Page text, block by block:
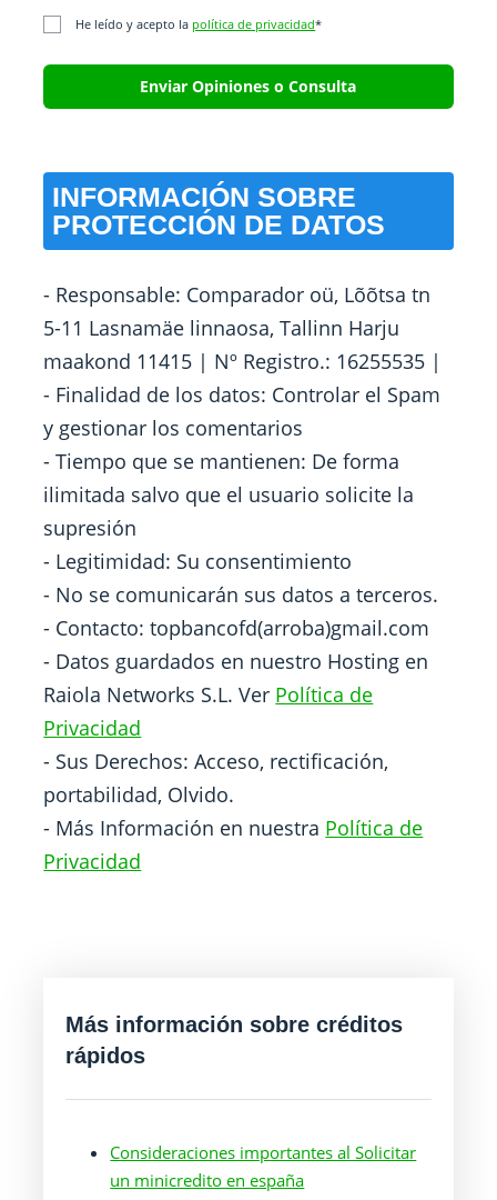
He leído y acepto la política de privacidad*
INFORMACIÓN SOBRE
PROTECCIÓN DE DATOS
- Responsable: Comparador oü, Lõõtsa tn
5-11 Lasnamäe linnaosa, Tallinn Harju
maakond 11415 | Nº Registro.: 16255535 |
- Finalidad de los datos: Controlar el Spam
y gestionar los comentarios
- Tiempo que se mantienen: De forma
ilimitada salvo que el usuario solicite la
supresión
- Legitimidad: Su consentimiento
- No se comunicarán sus datos a terceros.
- Contacto: topbancofd(arroba)gmail.com
- Datos guardados en nuestro Hosting en
Raiola Networks S.L. Ver Política de
Privacidad
- Sus Derechos: Acceso, rectificación,
portabilidad, Olvido.
- Más Información en nuestra Política de
Privacidad
Más información sobre créditos
rápidos
Consideraciones importantes al Solicitar
un minicredito en españa